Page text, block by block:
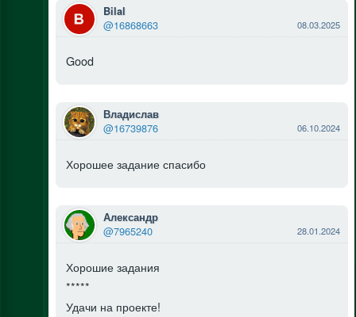
Bilal
@16868663 08.03.2025
Good
Владислав
@16739876 06.10.2024
Хорошее задание спасибо
Александр
@7965240 28.01.2024
Хорошие задания
*****
Удачи на проекте!